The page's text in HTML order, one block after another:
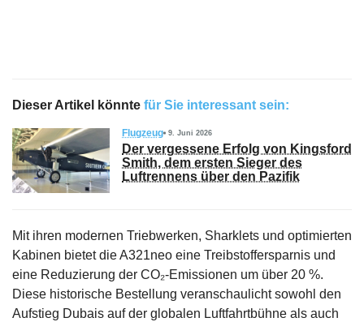
Dieser Artikel könnte für Sie interessant sein:
Flugzeug 9. Juni 2026
Der vergessene Erfolg von Kingsford
Smith, dem ersten Sieger des
Luftrennens über den Pazifik
Mit ihren modernen Triebwerken, Sharklets und optimierten
Kabinen bietet die A321neo eine Treibstoffersparnis und
eine Reduzierung der CO₂-Emissionen um über 20 %.
Diese historische Bestellung veranschaulicht sowohl den
Aufstieg Dubais auf der globalen Luftfahrtbühne als auch